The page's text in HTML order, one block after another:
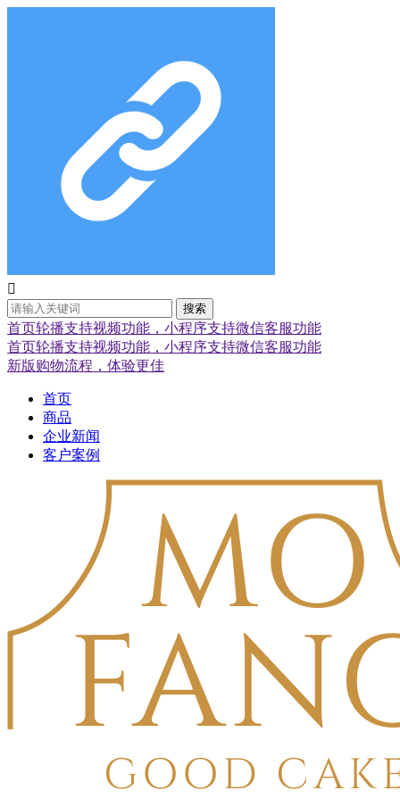

搜索
首页轮播支持视频功能，小程序支持微信客服功能
首页轮播支持视频功能，小程序支持微信客服功能
新版购物流程，体验更佳
首页
商品
企业新闻
客户案例